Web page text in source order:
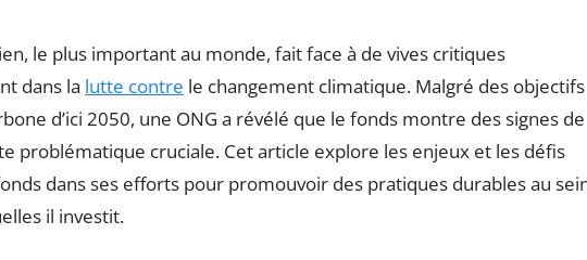
le plus important au monde, fait face à de vives critiques
dans la lutte contre le changement climatique. Malgré des objectifs
d’ici 2050, une ONG a révélé que le fonds montre des signes de
problématique cruciale. Cet article explore les enjeux et les défis
dans ses efforts pour promouvoir des pratiques durables au
il investit.